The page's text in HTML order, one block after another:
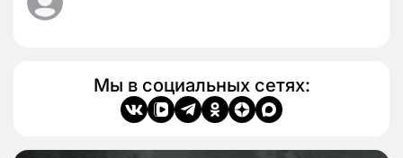
Мы в социальных сетях: